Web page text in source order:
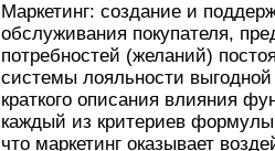
Маркетинг: создание и
обслуживания покупателя,
потребностей (желаний)
системы лояльности
краткого описания влияния
каждый из критериев
что маркетинг оказывает